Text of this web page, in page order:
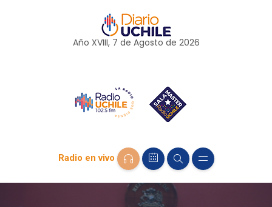
Año XVIII, 7 de Agosto de 2026
Radio en vivo